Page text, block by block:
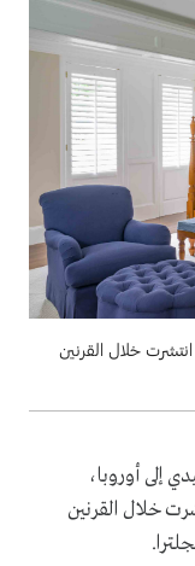
انتشرت خلال القرنين
إلى أوروبا،
خلال القرنين